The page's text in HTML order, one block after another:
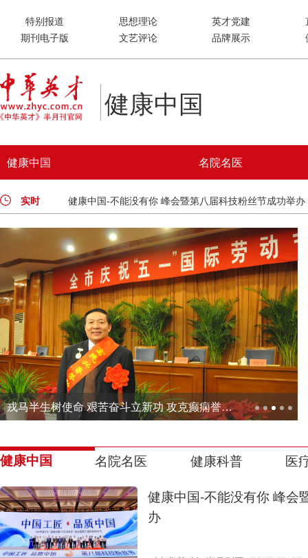
特别报道 思想理论 英才党建
期刊电子版
文艺评论 品牌展示
健康中国
健康中国 名院名医
实时
州 健康中国-不能没有你 峰会暨第八届科技粉丝节成功举办 细胞
牛妈：传播推广中医外治疗法的使者
健康中国 名院名医 健康科普
医
健康中国-不能没有你 峰会
办